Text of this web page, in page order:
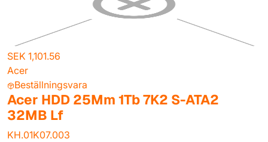
SEK 1,101.56
Acer
Beställningsvara
Acer HDD 25Mm 1Tb 7K2 S-ATA2
32MB Lf
KH.01K07.003